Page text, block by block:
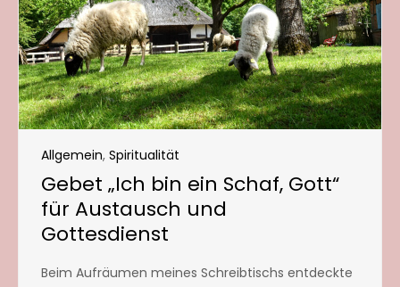
Allgemein, Spiritualität
Gebet „Ich bin ein Schaf, Gott“
für Austausch und
Gottesdienst
Beim Aufräumen meines Schreibtischs entdeckte